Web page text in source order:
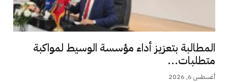
المطالبة بتعزيز أداء مؤسسة الوسيط لمواكبة
متطلبات...
أغسطس 6, 2026